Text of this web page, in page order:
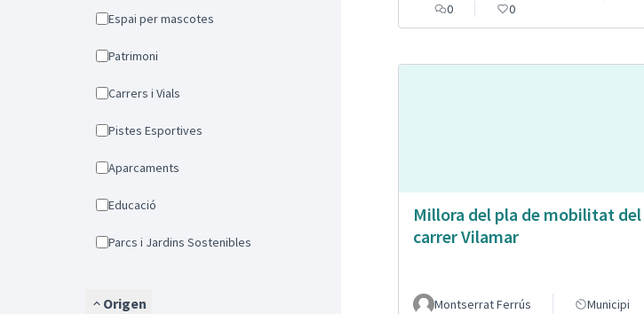
Espai per mascotes
Patrimoni
Carrers i Vials
Pistes Esportives
Aparcaments
Educació
Parcs i Jardins Sostenibles
Origen
0
0
Millora del pla de mobilitat del
carrer Vilamar
Montserrat Ferrús
Municipi